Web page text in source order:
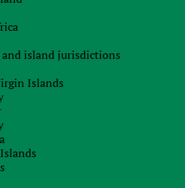
and island jurisdictions
Islands
подтверждающий
of Trust, Share certificate,
обратить внимание, что
чем3 месяца до даты подачи
состоит из сложной
пакет юридических
Incumbency и Good
до даты подачи документов